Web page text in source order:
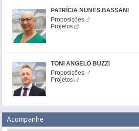
PATRÍCIA NUNES BASSANI
Proposições
Projetos
TONI ANGELO BUZZI
Proposições
Projetos
Acompanhe